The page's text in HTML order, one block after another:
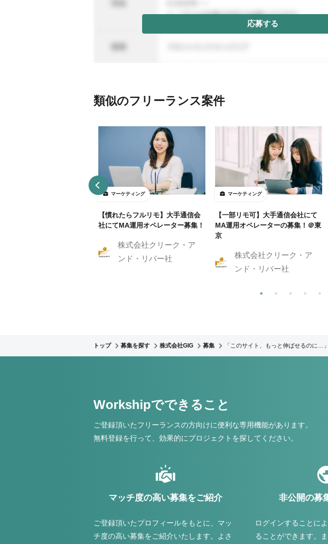
応募する
類似のフリーランス案件
マーケティング
【慣れたらフルリモ】大手通信会
社にてMA運用オペレーター募集！
株式会社クリーク・ア
ンド・リバー社
マーケティング
【一部リモ可】大手通信会社にて
MA運用オペレーターの募集！＠東
京
株式会社クリーク・ア
ンド・リバー社
トップ 募集を探す 株式会社GIG 募集 「このサイト、もっと伸ばせるのに…
Workshipでできること
ご登録頂いたフリーランスの方向けに便利な専用機能があります。
無料登録を行って、効果的にプロジェクトを探してください。
マッチ度の高い募集をご紹介
ご登録頂いたプロフィールをもとに、マッ
チ度の高い募集をご紹介いたします。よさ
非公開の募
ログインすることに
ることができます。